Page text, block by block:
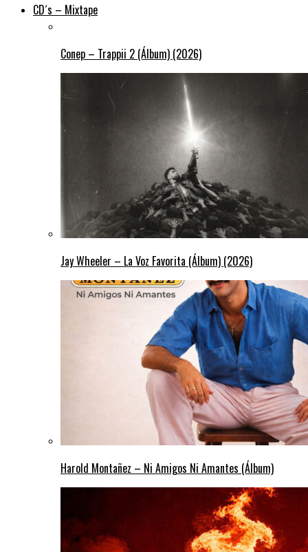
CD´s – Mixtape
Conep – Trappii 2 (Álbum) (2026)
Jay Wheeler – La Voz Favorita (Álbum) (2026)
Harold Montañez – Ni Amigos Ni Amantes (Álbum)